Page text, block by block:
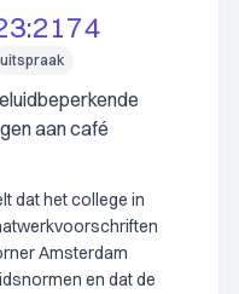
uitspraak
aan café
dat het college in
Amsterdam
en dat de